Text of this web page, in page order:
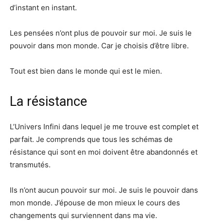
d’instant en instant.
Les pensées n’ont plus de pouvoir sur moi. Je suis le
pouvoir dans mon monde. Car je choisis d’être libre.
Tout est bien dans le monde qui est le mien.
La résistance
L’Univers Infini dans lequel je me trouve est complet et
parfait. Je comprends que tous les schémas de
résistance qui sont en moi doivent être abandonnés et
transmutés.
Ils n’ont aucun pouvoir sur moi. Je suis le pouvoir dans
mon monde. J’épouse de mon mieux le cours des
changements qui surviennent dans ma vie.